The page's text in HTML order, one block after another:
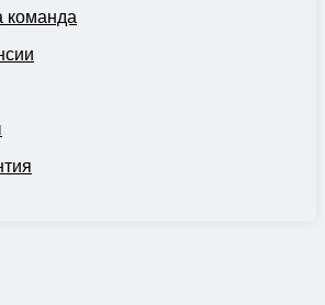
команда